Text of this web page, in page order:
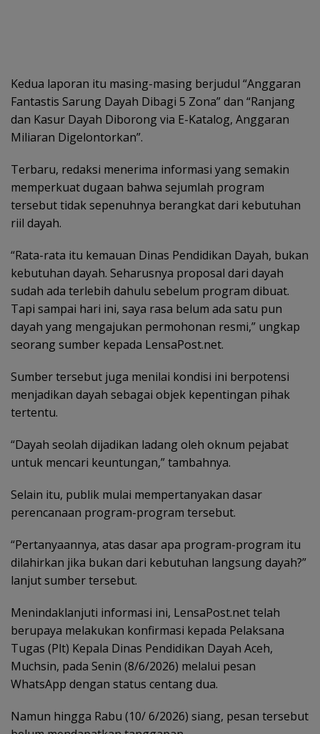
Kedua laporan itu masing-masing berjudul “Anggaran
Fantastis Sarung Dayah Dibagi 5 Zona” dan “Ranjang
dan Kasur Dayah Diborong via E-Katalog, Anggaran
Miliaran Digelontorkan”.
Terbaru, redaksi menerima informasi yang semakin
memperkuat dugaan bahwa sejumlah program
tersebut tidak sepenuhnya berangkat dari kebutuhan
riil dayah.
“Rata-rata itu kemauan Dinas Pendidikan Dayah, bukan
kebutuhan dayah. Seharusnya proposal dari dayah
sudah ada terlebih dahulu sebelum program dibuat.
Tapi sampai hari ini, saya rasa belum ada satu pun
dayah yang mengajukan permohonan resmi,” ungkap
seorang sumber kepada LensaPost.net.
Sumber tersebut juga menilai kondisi ini berpotensi
menjadikan dayah sebagai objek kepentingan pihak
tertentu.
“Dayah seolah dijadikan ladang oleh oknum pejabat
untuk mencari keuntungan,” tambahnya.
Selain itu, publik mulai mempertanyakan dasar
perencanaan program-program tersebut.
“Pertanyaannya, atas dasar apa program-program itu
dilahirkan jika bukan dari kebutuhan langsung dayah?”
lanjut sumber tersebut.
Menindaklanjuti informasi ini, LensaPost.net telah
berupaya melakukan konfirmasi kepada Pelaksana
Tugas (Plt) Kepala Dinas Pendidikan Dayah Aceh,
Muchsin, pada Senin (8/6/2026) melalui pesan
WhatsApp dengan status centang dua.
Namun hingga Rabu (10/ 6/2026) siang, pesan tersebut